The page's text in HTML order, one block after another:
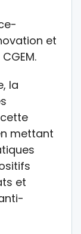
et
la
mettant
et